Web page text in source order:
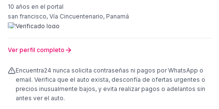
10 años en el portal
san francisco, Vía Cincuentenario, Panamá
Ver perfil completo
Encuentra24 nunca solicita contraseñas ni pagos por WhatsApp o
email. Verifica que el auto exista, desconfía de ofertas urgentes o
precios inusualmente bajos, y evita realizar pagos o adelantos sin
antes ver el auto.